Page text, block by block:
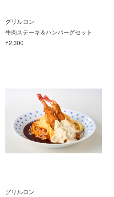
グリルロン
牛肉ステーキ＆ハンバーグセット
¥2,300
グリルロン